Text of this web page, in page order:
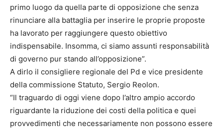
primo luogo da quella parte di opposizione che senza
rinunciare alla battaglia per inserire le proprie proposte
ha lavorato per raggiungere questo obiettivo
indispensabile. Insomma, ci siamo assunti responsabilità
di governo pur stando all’opposizione”.
A dirlo il consigliere regionale del Pd e vice presidente
della commissione Statuto, Sergio Reolon.
“Il traguardo di oggi viene dopo l’altro ampio accordo
riguardante la riduzione dei costi della politica e quei
provvedimenti che necessariamente non possono essere